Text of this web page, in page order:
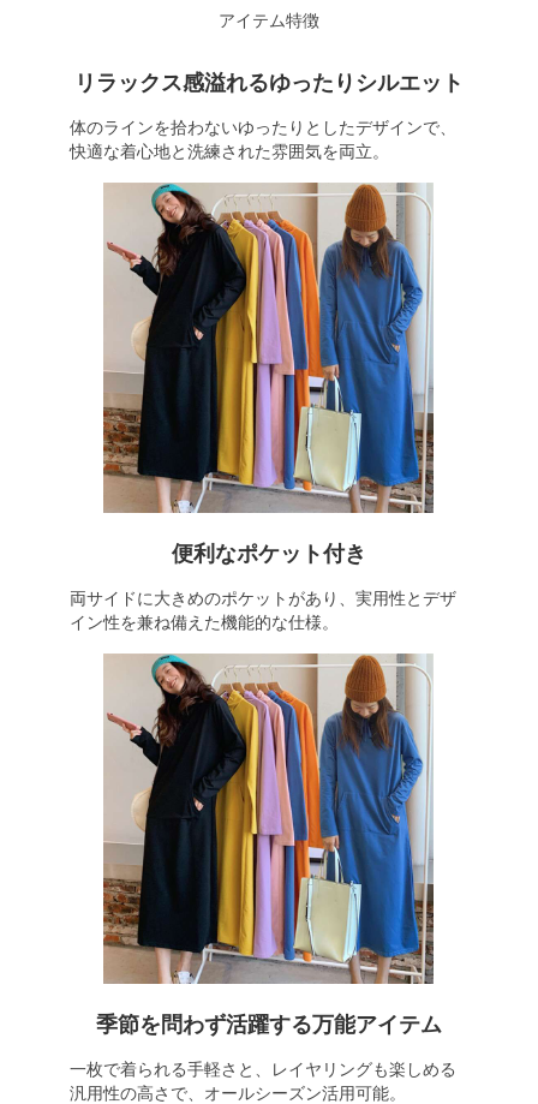
アイテム特徴
リラックス感溢れるゆったりシルエット
体のラインを拾わないゆったりとしたデザインで、
快適な着心地と洗練された雰囲気を両立。
便利なポケット付き
両サイドに大きめのポケットがあり、実用性とデザ
イン性を兼ね備えた機能的な仕様。
季節を問わず活躍する万能アイテム
一枚で着られる手軽さと、レイヤリングも楽しめる
汎用性の高さで、オールシーズン活用可能。